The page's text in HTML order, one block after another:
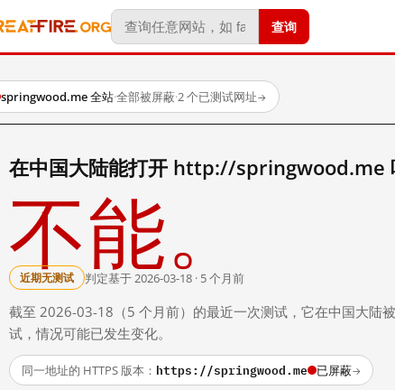
查询
springwood.me 全站·全部被屏蔽·2 个已测试网址→
在中国大陆能打开 http://springwood.me
不能。
近期无测试 判定基于 2026-03-18 · 5 个月前
截至 2026-03-18（5 个月前）的最近一次测试，它在中国大陆
试，情况可能已发生变化。
同一地址的 HTTPS 版本： https://springwood.me 已屏蔽→